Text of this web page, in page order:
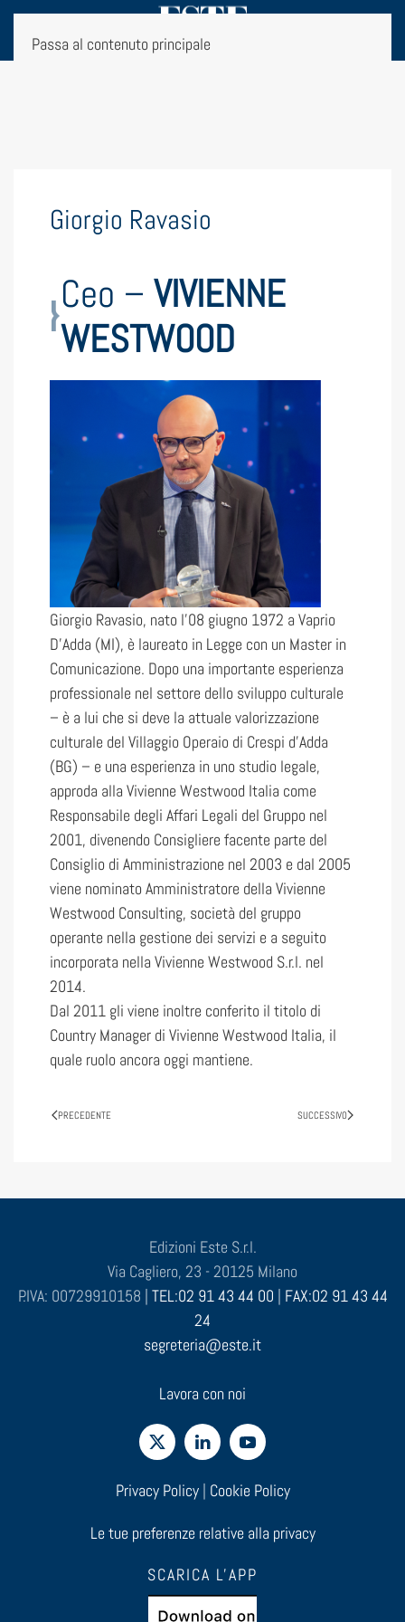
Passa al contenuto principale
Giorgio Ravasio
Ceo – VIVIENNE
WESTWOOD
Giorgio Ravasio, nato l’08 giugno 1972 a Vaprio
D’Adda (MI), è laureato in Legge con un Master in
Comunicazione. Dopo una importante esperienza
professionale nel settore dello sviluppo culturale
– è a lui che si deve la attuale valorizzazione
culturale del Villaggio Operaio di Crespi d’Adda
(BG) – e una esperienza in uno studio legale,
approda alla Vivienne Westwood Italia come
Responsabile degli Affari Legali del Gruppo nel
2001, divenendo Consigliere facente parte del
Consiglio di Amministrazione nel 2003 e dal 2005
viene nominato Amministratore della Vivienne
Westwood Consulting, società del gruppo
operante nella gestione dei servizi e a seguito
incorporata nella Vivienne Westwood S.r.l. nel
2014.
Dal 2011 gli viene inoltre conferito il titolo di
Country Manager di Vivienne Westwood Italia, il
quale ruolo ancora oggi mantiene.
PRECEDENTE SUCCESSIVO
Edizioni Este S.r.l.
Via Cagliero, 23 - 20125 Milano
P.IVA: 00729910158 | TEL:02 91 43 44 00 | FAX:02 91 43 44
24
segreteria@este.it
Lavora con noi
Privacy Policy| Cookie Policy
Le tue preferenze relative alla privacy
SCARICA L'APP